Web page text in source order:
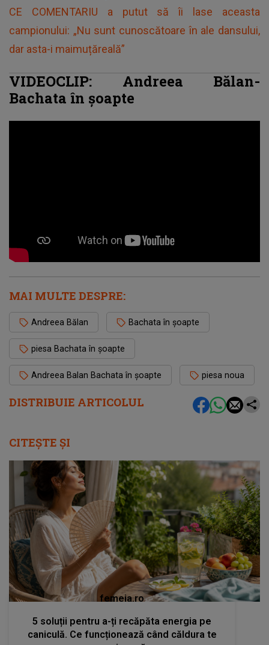
DISTRIBUIE ARTICOLUL
CE COMENTARIU a putut să îi lase aceasta
campionului: „Nu sunt cunoscătoare în ale dansului,
dar asta-i maimuțăreală”
VIDEOCLIP: Andreea Bălan-
Bachata în șoapte
MAI MULTE DESPRE:
Andreea Bălan Bachata în șoapte
piesa Bachata în șoapte
Andreea Balan Bachata în șoapte piesa noua
CITEȘTE ȘI
femeia.ro
5 soluții pentru a-ți recăpăta energia pe
caniculă. Ce funcționează când căldura te